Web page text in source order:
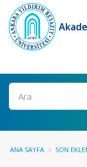
Ara
ANA SAYFA SON